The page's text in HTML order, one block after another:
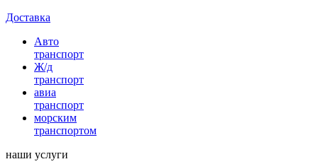
Доставка
Авто
транспорт
Ж/д
транспорт
авиа
транспорт
морским
транспортом
наши услуги